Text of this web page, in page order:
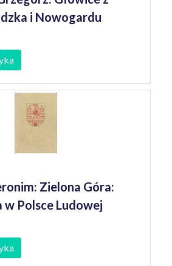
i Nowogardu
Zielona Góra:
Polsce Ludowej